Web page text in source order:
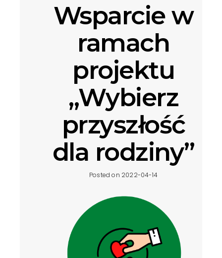
Wsparcie w
ramach
projektu
„Wybierz
przyszłość
dla rodziny”
Posted on 2022-04-14